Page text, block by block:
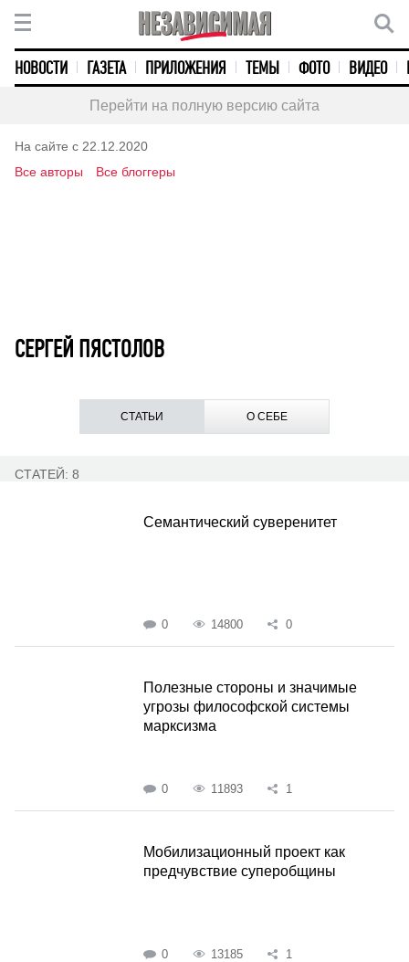
НОВОСТИ ГАЗЕТА ПРИЛОЖЕНИЯ ТЕМЫ ФОТО ВИДЕО
Перейти на полную версию сайта
На сайте с 22.12.2020
Все авторы
Все блоггеры
СЕРГЕЙ ПЯСТОЛОВ
СТАТЬИ О СЕБЕ
СТАТЕЙ: 8
Семантический суверенитет
0 14800 0
Полезные стороны и значимые
угрозы философской системы
марксизма
0 11893 1
Мобилизационный проект как
предчувствие суперобщины
0 13185 1